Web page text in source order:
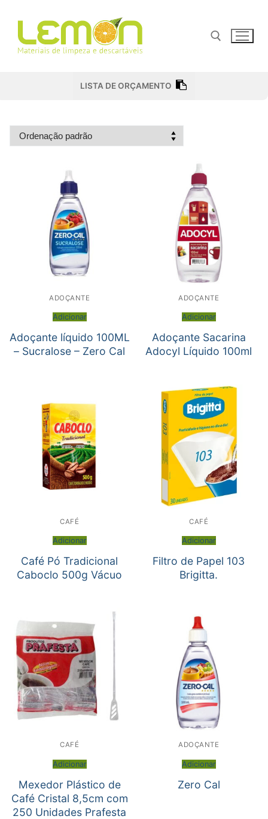
para
conteúdo
Pesquisar por:
LISTA DE ORÇAMENTO
ADOÇANTE
Adicionar
Adoçante líquido 100ML
– Sucralose – Zero Cal
ADOÇANTE
Adicionar
Adoçante Sacarina
Adocyl Líquido 100ml
CAFÉ
Adicionar
Café Pó Tradicional
Caboclo 500g Vácuo
CAFÉ
Adicionar
Filtro de Papel 103
Brigitta.
CAFÉ
Adicionar
Mexedor Plástico de
Café Cristal 8,5cm com
250 Unidades Prafesta
ADOÇANTE
Adicionar
Zero Cal